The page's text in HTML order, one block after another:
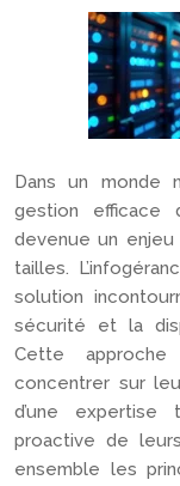
Dans un monde
gestion efficace
devenue un
tailles.
solution
sécurité et la
Cette
concentrer sur
d’une expertise
proactive de
ensemble les